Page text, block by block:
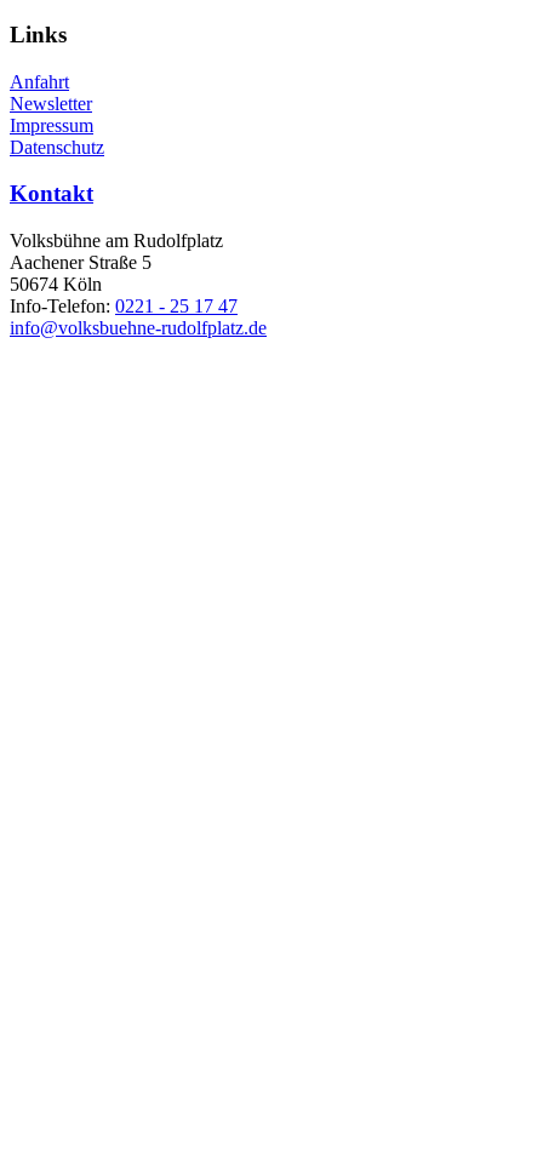
Links
Anfahrt
Newsletter
Impressum
Datenschutz
Kontakt
Volksbühne am Rudolfplatz
Aachener Straße 5
50674 Köln
Info-Telefon: 0221 - 25 17 47
info@volksbuehne-rudolfplatz.de